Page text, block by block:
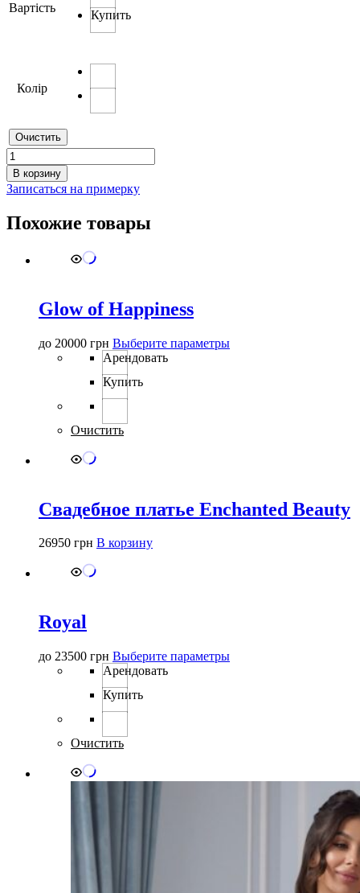
Вартість
Купить
Колір
Очистить
Количество
товара
2511
182
В корзину
Записаться на примерку
Похожие товары
Glow of Happiness
до 20000 грн Выберите параметрыЭтот
Арендовать
Купить
Очистить
Свадебное платье Enchanted Beauty
26950 грн В корзину
Royal
до 23500 грн Выберите параметрыЭтот
странице
Арендовать
Купить
Очистить